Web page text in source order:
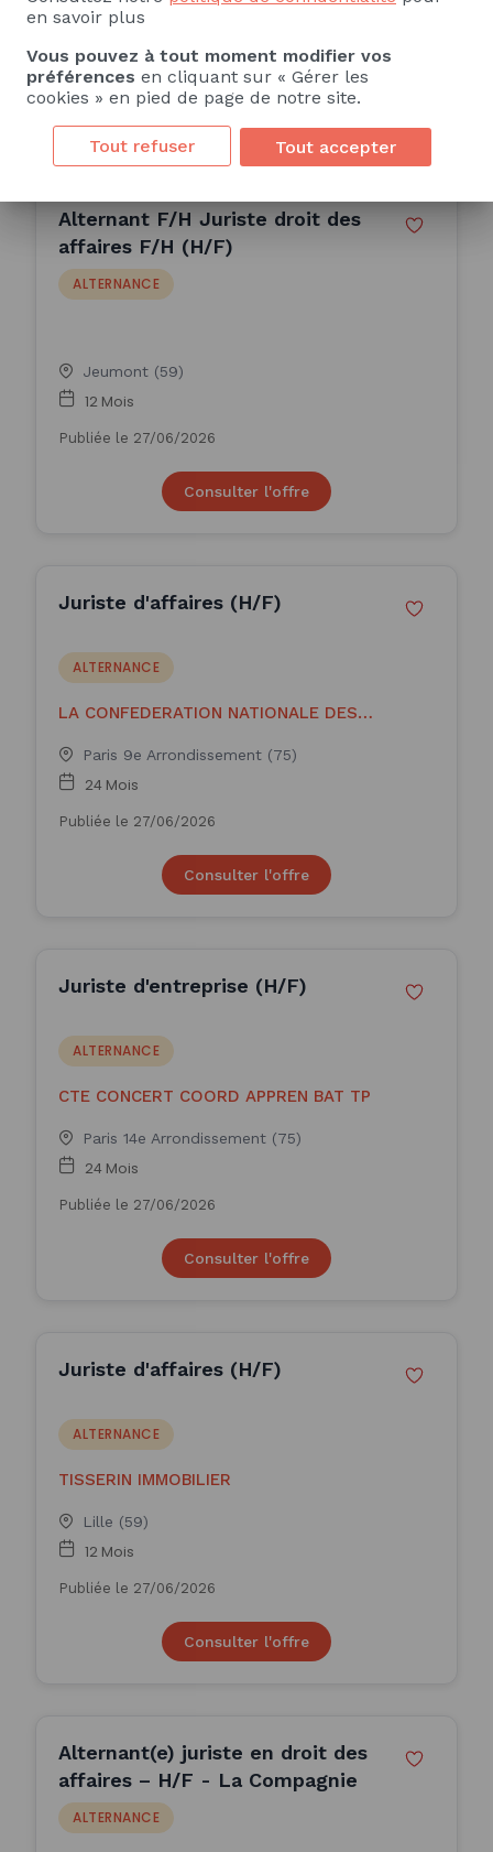
12 Mois
Publiée le 04/07/2026
Consulter l'offre
Alternant F/H Juriste droit des
affaires F/H (H/F)
ALTERNANCE
Jeumont (59)
12 Mois
Publiée le 27/06/2026
Consulter l'offre
Juriste d'affaires (H/F)
ALTERNANCE
LA CONFEDERATION NATIONALE DES
Paris 9e Arrondissement (75)
24 Mois
Publiée le 27/06/2026
Consulter l'offre
Juriste d'entreprise (H/F)
ALTERNANCE
CTE CONCERT COORD APPREN BAT TP
Paris 14e Arrondissement (75)
24 Mois
Publiée le 27/06/2026
Consulter l'offre
Juriste d'affaires (H/F)
ALTERNANCE
TISSERIN IMMOBILIER
Lille (59)
12 Mois
Publiée le 27/06/2026
Consulter l'offre
Alternant(e) juriste en droit des
affaires – H/F - La Compagnie
ALTERNANCE
en savoir plus
Vous pouvez à tout moment modifier vos
préférences en cliquant sur « Gérer les
cookies » en pied de page de notre site.
Tout refuser Tout accepter